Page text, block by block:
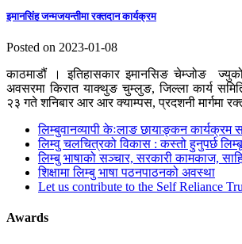
इमानसिंह जन्मजयन्तीमा रक्तदान कार्यक्रम
Posted on 2023-01-08
काठमाडौं । इतिहासकार इमानसिङ चेम्जोङ
अवसरमा किरात याक्थुङ चुम्लुङ, जिल्ला कार्य
२३ गते शनिबार आर आर क्याम्पस, प्रदशनी मार्गमा
लिम्बुवानव्यापी केःलाङ छायाङ्कन कार्यक्रम
लिम्वु चलचित्रको विकास : कस्तो हुनुपर्छ
लिम्बु भाषाको सञ्चार, सरकारी कामकाज,
शिक्षामा लिम्बु भाषा पठनपाठनको अवस्था
Let us contribute to the Self Reliance
Awards